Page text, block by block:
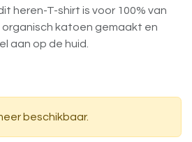
heren-T-shirt is voor 100% van
katoen gemaakt en
aan op de huid.
beschikbaar.